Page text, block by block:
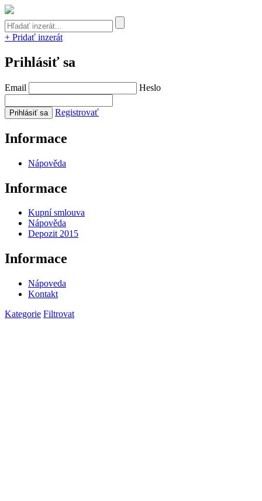
+ Pridať inzerát
Prihlásiť sa
Email Heslo
Registrovať
Informace
Nápověda
Informace
Kupní smlouva
Nápověda
Depozit 2015
Informace
Nápoveda
Kontakt
Kategorie Filtrovat